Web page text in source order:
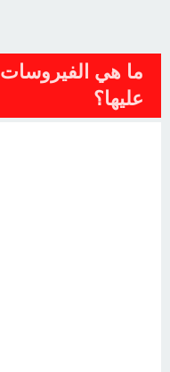
ما هي الفيروسات
عليها؟